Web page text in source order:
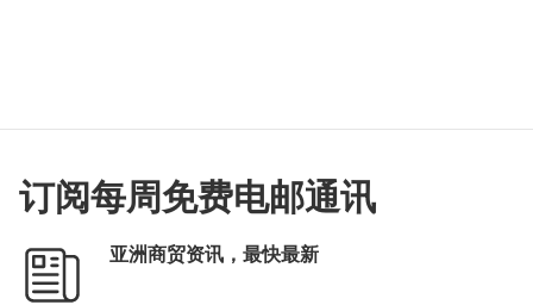
订阅每周免费电邮通讯
亚洲商贸资讯，最快最新